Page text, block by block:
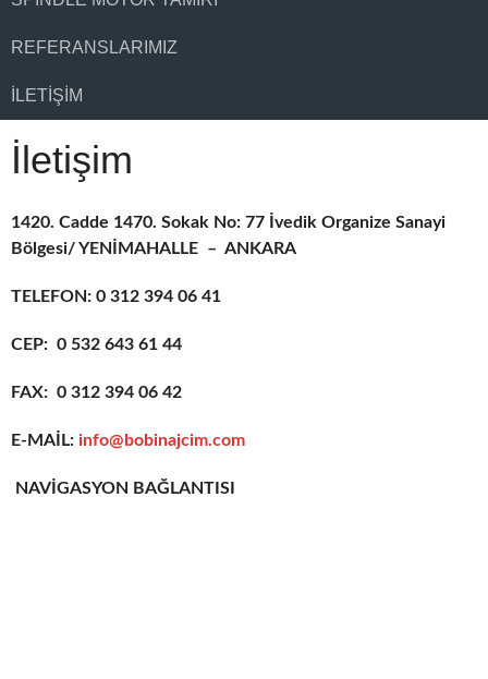
REFERANSLARIMIZ
İLETIŞIM
İletişim
1420. Cadde 1470. Sokak No: 77 İvedik Organize Sanayi
Bölgesi/ YENİMAHALLE – ANKARA
TELEFON: 0 312 394 06 41
CEP: 0 532 643 61 44
FAX: 0 312 394 06 42
E-MAİL: info@bobinajcim.com
NAVİGASYON BAĞLANTISI